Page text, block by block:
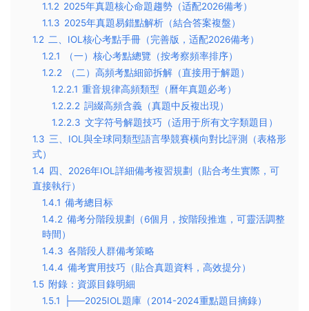
1.1.2 2025年真題核心命題趨勢（适配2026備考）
1.1.3 2025年真題易錯點解析（結合答案複盤）
1.2 二、IOL核心考點手冊（完善版，适配2026備考）
1.2.1
（一）核心考點總覽（按考察頻率排序）
1.2.2
（二）高頻考點細節拆解（直接用于解題）
1.2.2.1 重音規律高頻類型（曆年真題必考）
1.2.2.2 詞綴高頻含義（真題中反複出現）
1.2.2.3 文字符号解題技巧（适用于所有文字類題目）
1.3 三、IOL與全球同類型語言學競賽橫向對比評測（表格形
式）
1.4 四、2026年IOL詳細備考複習規劃（貼合考生實際，可
直接執行）
1.4.1 備考總目标
1.4.2 備考分階段規劃（6個月，按階段推進，可靈活調整
時間）
1.4.3 各階段人群備考策略
1.4.4 備考實用技巧（貼合真題資料，高效提分）
1.5 附錄：資源目錄明細
1.5.1
├──2025IOL題庫（2014-2024重點題目摘錄）